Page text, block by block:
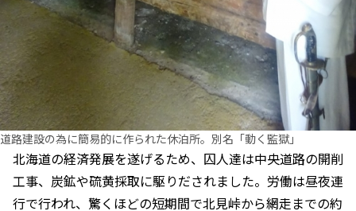
道路建設の為に簡易的に作られた休泊所。別名「動く監獄」
北海道の経済発展を遂げるため、囚人達は中央道路の開削
工事、炭鉱や硫黄採取に駆りだされました。労働は昼夜連
行で行われ、驚くほどの短期間で北見峠から網走までの約